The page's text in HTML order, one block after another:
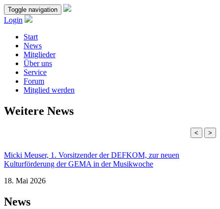
Toggle navigation
Login
Start
News
Mitglieder
Über uns
Service
Forum
Mitglied werden
Weitere News
< >
Micki Meuser, 1. Vorsitzender der DEFKOM, zur neuen
Kulturförderung der GEMA in der Musikwoche
18. Mai 2026
News